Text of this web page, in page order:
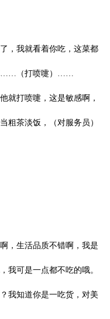
，我就看着你吃，这菜都
……（打喷嚏）……
就打喷嚏，这是敏感啊，
粗茶淡饭，（对服务员）
，生活品质不错啊，我是
我可是一点都不吃的哦。
我知道你是一吃货，对美